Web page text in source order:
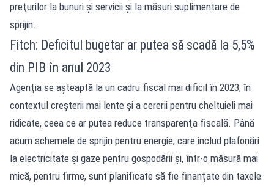
preţurilor la bunuri şi servicii şi la măsuri suplimentare de
sprijin.
Fitch: Deficitul bugetar ar putea să scadă la 5,5%
din PIB în anul 2023
Agenţia se aşteaptă la un cadru fiscal mai dificil în 2023, în
contextul creşterii mai lente şi a cererii pentru cheltuieli mai
ridicate, ceea ce ar putea reduce transparenţa fiscală. Până
acum schemele de sprijin pentru energie, care includ plafonări
la electricitate şi gaze pentru gospodării şi, într-o măsură mai
mică, pentru firme, sunt planificate să fie finanţate din taxele